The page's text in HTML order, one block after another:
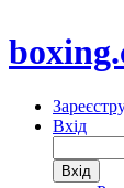
Вхід